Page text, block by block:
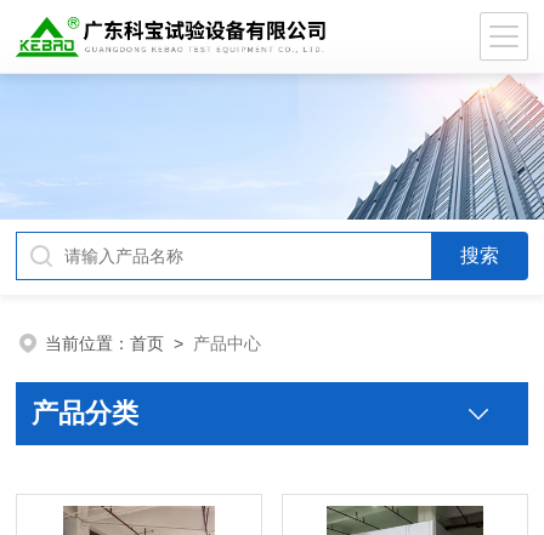
当前位置：首页 > 产品中心
产品分类